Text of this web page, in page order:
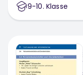
9-10. Klasse